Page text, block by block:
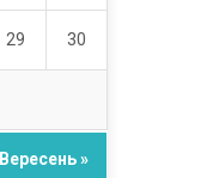
29 30
Вересень »